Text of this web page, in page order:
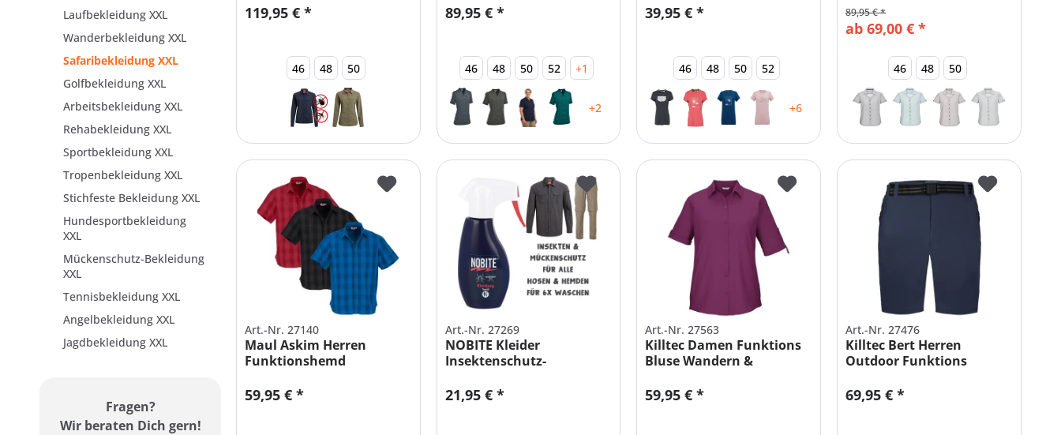
Laufbekleidung XXL
Wanderbekleidung XXL
Safaribekleidung XXL
Golfbekleidung XXL
Arbeitsbekleidung XXL
Rehabekleidung XXL
Sportbekleidung XXL
Tropenbekleidung XXL
Stichfeste Bekleidung XXL
Hundesportbekleidung
XXL
Mückenschutz-Bekleidung
XXL
Tennisbekleidung XXL
Angelbekleidung XXL
Jagdbekleidung XXL
Fragen?
Wir beraten Dich gern!
119,95 € *
46 48 50
89,95 € *
46 48 50 52 +1
+2
39,95 € *
46 48 50 52
+6
ab 69,00 € *
89,95 € *
46 48 50
Art.-Nr. 27140
Maul Askim Herren
Funktionshemd
59,95 € *
Art.-Nr. 27269
NOBITE Kleider
Insektenschutz-
21,95 € *
Art.-Nr. 27563
Killtec Damen Funktions
Bluse Wandern &
59,95 € *
Art.-Nr. 27476
Killtec Bert Herren
Outdoor Funktions
69,95 € *